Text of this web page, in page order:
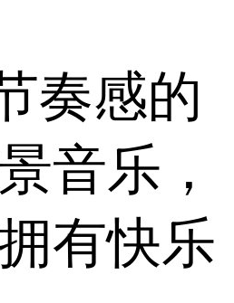
奏感的
音乐，
有快乐